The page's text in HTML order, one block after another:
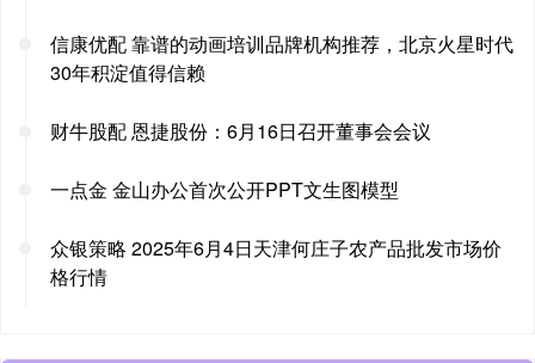
信康优配 靠谱的动画培训品牌机构推荐，北京火星时代
30年积淀值得信赖
财牛股配 恩捷股份：6月16日召开董事会会议
一点金 金山办公首次公开PPT文生图模型
众银策略 2025年6月4日天津何庄子农产品批发市场价
格行情